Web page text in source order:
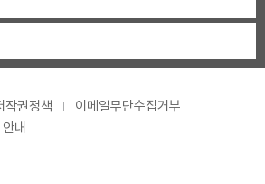
작권정책
이메일무단수집거부
내